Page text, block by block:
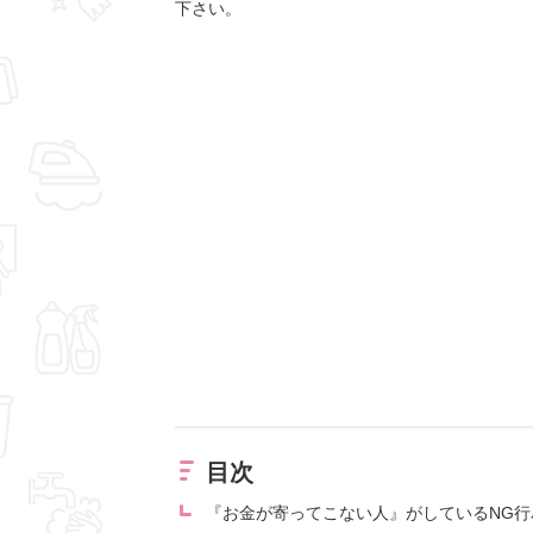
下さい。
目次
『お金が寄ってこない人』がしているNG行